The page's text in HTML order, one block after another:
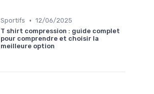
Sportifs • 12/06/2025
T shirt compression : guide complet
pour comprendre et choisir la
meilleure option